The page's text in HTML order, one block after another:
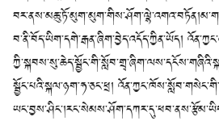
བ་ནི་བོད་ཡིག་དགེ་རྒན་ཞིག་བྱེད་འདོད་ཀྱིན་ཡོད།
སྦྱོང་པའི་སྐལ་ཉག་ཧ་ཅང་ཕྲ།